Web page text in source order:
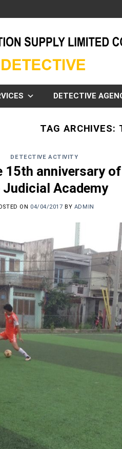
DETECTIVE
TAG ARCHIVES:
DETECTIVE ACTIVITY
15th anniversary
Judicial Academy
ON 04/04/2017 BY ADMIN